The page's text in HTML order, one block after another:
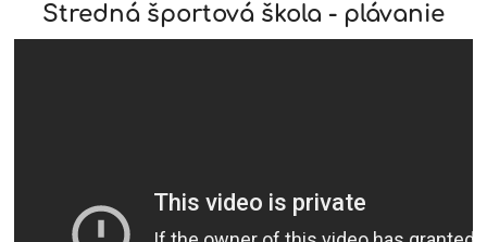
Stredná športová škola - plávanie